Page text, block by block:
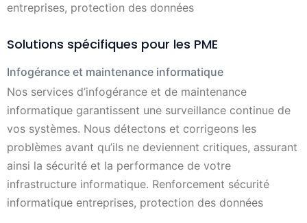
entreprises, protection des données
Solutions spécifiques pour les PME
Infogérance et maintenance informatique
Nos services d’infogérance et de maintenance
informatique garantissent une surveillance continue de
vos systèmes. Nous détectons et corrigeons les
problèmes avant qu’ils ne deviennent critiques, assurant
ainsi la sécurité et la performance de votre
infrastructure informatique. Renforcement sécurité
informatique entreprises, protection des données